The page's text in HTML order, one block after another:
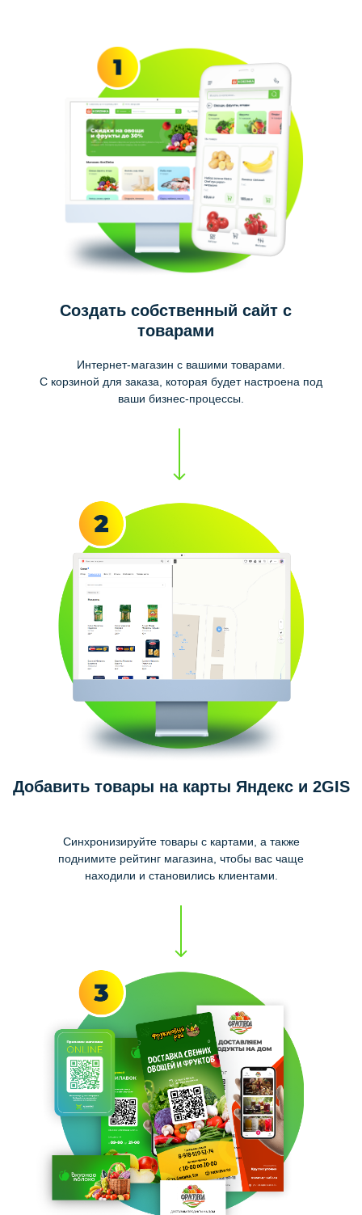
Создать собственный сайт с
товарами
Интернет-магазин с вашими товарами.
С корзиной для заказа, которая будет настроена под
ваши бизнес-процессы.
Добавить товары на карты Яндекс и 2GIS
Синхронизируйте товары с картами, а также
поднимите рейтинг магазина, чтобы вас чаще
находили и становились клиентами.